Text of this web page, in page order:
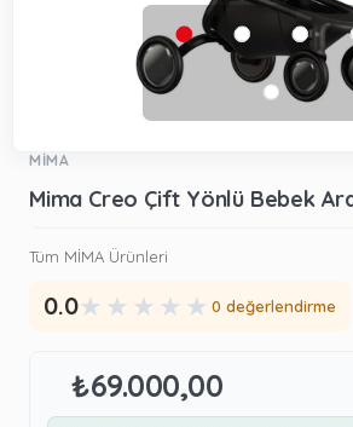
MİMA
Mima Creo Çift Yönlü Bebek
Tüm MİMA Ürünleri
0.0★ ★ ★ ★ ★ 0 değerlendirme
₺69.000,00